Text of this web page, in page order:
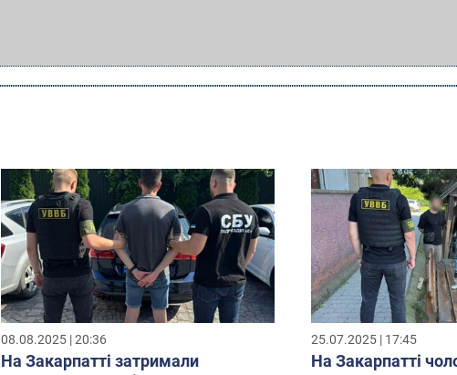
08.08.2025 | 20:36
На Закарпатті затримали
25.07.2025 | 17:45
На Закарпатті